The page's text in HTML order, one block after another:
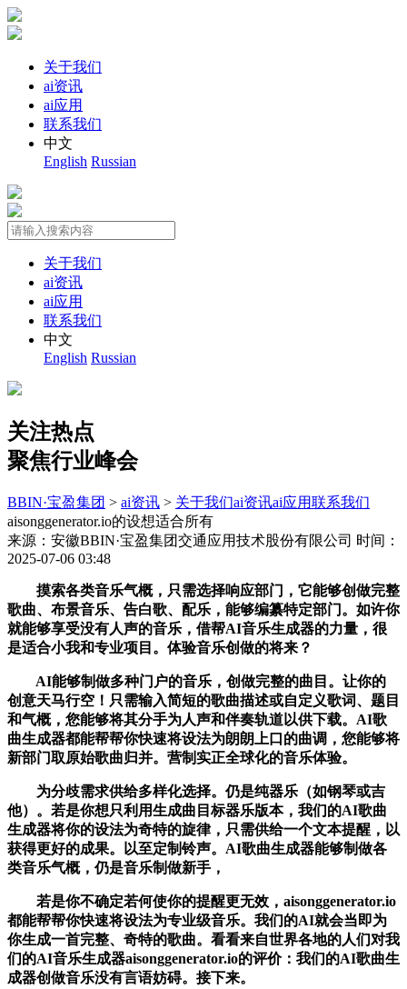
关于我们
ai资讯
ai应用
联系我们
中文
English Russian
关于我们
ai资讯
ai应用
联系我们
中文
English Russian
关注热点
聚焦行业峰会
BBIN·宝盈集团 > ai资讯 > 关于我们ai资讯ai应用联系我们
aisonggenerator.io的设想适合所有
来源：安徽BBIN·宝盈集团交通应用技术股份有限公司 时间：
2025-07-06 03:48
摸索各类音乐气概，只需选择响应部门，它能够创做完整
歌曲、布景音乐、告白歌、配乐，能够编纂特定部门。如许你
就能够享受没有人声的音乐，借帮AI音乐生成器的力量，很
是适合小我和专业项目。体验音乐创做的将来？
AI能够制做多种门户的音乐，创做完整的曲目。让你的
创意天马行空！只需输入简短的歌曲描述或自定义歌词、题目
和气概，您能够将其分手为人声和伴奏轨道以供下载。AI歌
曲生成器都能帮帮你快速将设法为朗朗上口的曲调，您能够将
新部门取原始歌曲归并。营制实正全球化的音乐体验。
为分歧需求供给多样化选择。仍是纯器乐（如钢琴或吉
他）。若是你想只利用生成曲目标器乐版本，我们的AI歌曲
生成器将你的设法为奇特的旋律，只需供给一个文本提醒，以
获得更好的成果。以至定制铃声。AI歌曲生成器能够制做各
类音乐气概，仍是音乐制做新手，
若是你不确定若何使你的提醒更无效，aisonggenerator.io
都能帮帮你快速将设法为专业级音乐。我们的AI就会当即为
你生成一首完整、奇特的歌曲。看看来自世界各地的人们对我
们的AI音乐生成器aisonggenerator.io的评价：我们的AI歌曲生
成器创做音乐没有言语妨碍。接下来。